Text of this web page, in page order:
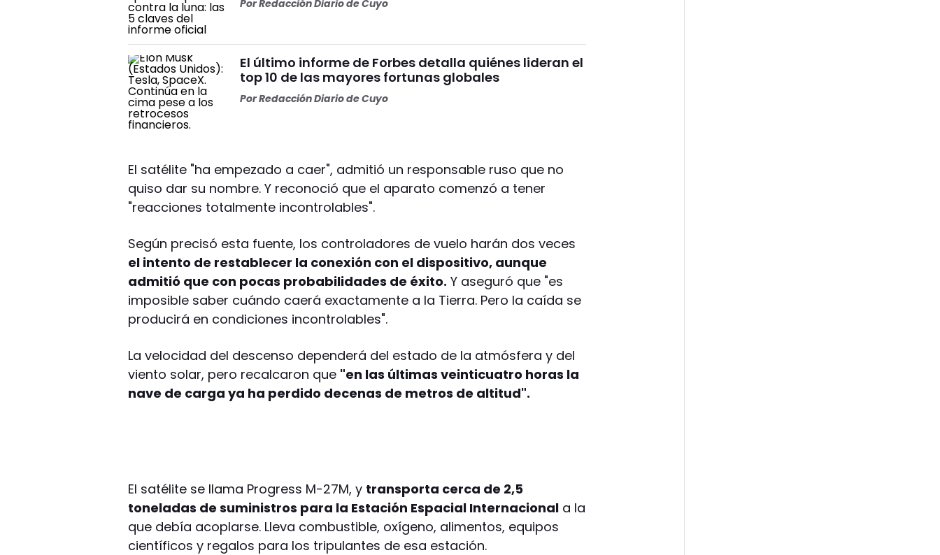
PorRedacción Diario de Cuyo
El último informe de Forbes detalla quiénes lideran el
top 10 de las mayores fortunas globales
PorRedacción Diario de Cuyo
El satélite "ha empezado a caer", admitió un responsable ruso que no
quiso dar su nombre. Y reconoció que el aparato comenzó a tener
"reacciones totalmente incontrolables".
Según precisó esta fuente, los controladores de vuelo harán dos veces
el intento de restablecer la conexión con el dispositivo, aunque
admitió que con pocas probabilidades de éxito. Y aseguró que "es
imposible saber cuándo caerá exactamente a la Tierra. Pero la caída se
producirá en condiciones incontrolables".
La velocidad del descenso dependerá del estado de la atmósfera y del
viento solar, pero recalcaron que "en las últimas veinticuatro horas la
nave de carga ya ha perdido decenas de metros de altitud".
El satélite se llama Progress M-27M, y transporta cerca de 2,5
toneladas de suministros para la Estación Espacial Internacional a la
que debía acoplarse. Lleva combustible, oxígeno, alimentos, equipos
científicos y regalos para los tripulantes de esa estación.